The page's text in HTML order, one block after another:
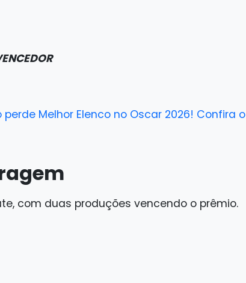
Melhor Elenco no Oscar 2026! Confira o
com duas produções vencendo o prêmio.